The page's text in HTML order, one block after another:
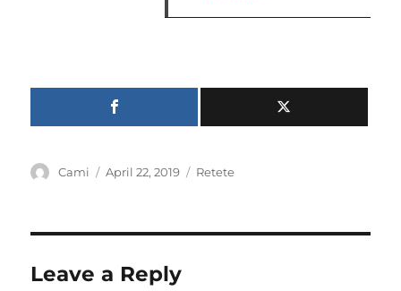
Author
Cami
Posted
April 22, 2019 Categories
Retete
Leave a Reply